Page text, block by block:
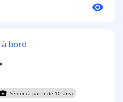
visibility
bord
Sénior (à partir de 10 ans)